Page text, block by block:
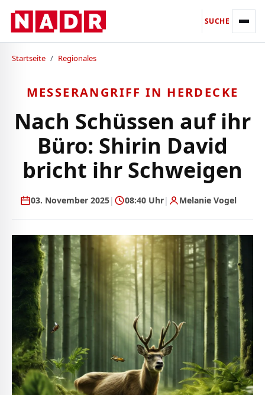
SUCHE
Startseite / Regionales
MESSERANGRIFF IN HERDECKE
Nach Schüssen auf ihr
Büro: Shirin David
bricht ihr Schweigen
03. November 2025| 08:40 Uhr| Melanie Vogel